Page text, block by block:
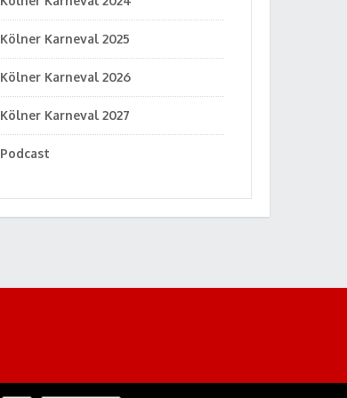
Kölner Karneval 2025
Kölner Karneval 2026
Kölner Karneval 2027
Podcast